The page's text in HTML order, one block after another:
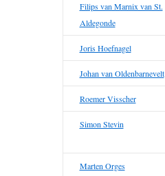
Filips van Marnix van St.
Aldegonde
Joris Hoefnagel
Johan van Oldenbarnevelt
Roemer Visscher
Simon Stevin
Marten Orges